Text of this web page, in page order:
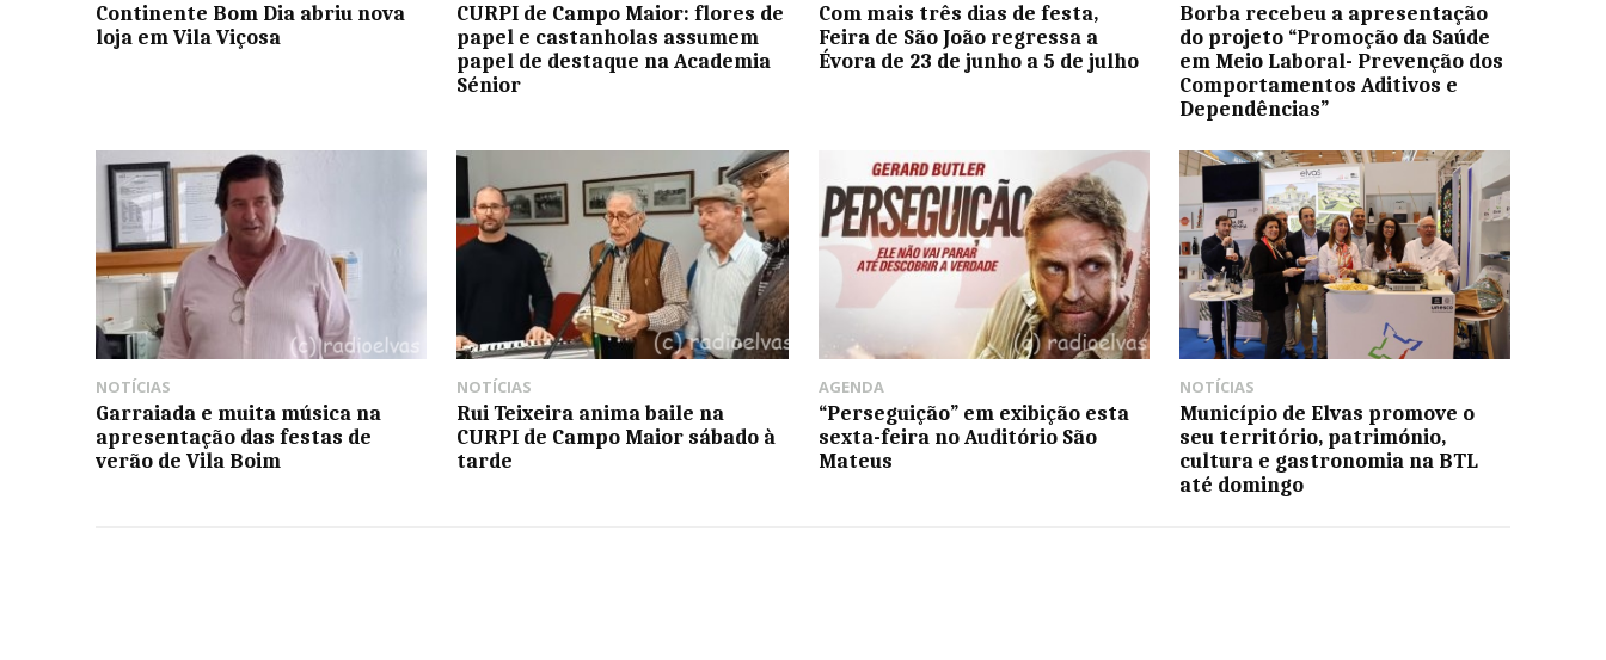
Continente Bom Dia abriu nova
loja em Vila Viçosa
CURPI de Campo Maior: flores de
papel e castanholas assumem
papel de destaque na Academia
Sénior
Com mais três dias de festa,
Feira de São João regressa a
Évora de 23 de junho a 5 de julho
Borba recebeu a apresentação
do projeto “Promoção da Saúde
em Meio Laboral- Prevenção dos
Comportamentos Aditivos e
Dependências”
NOTÍCIAS
Garraiada e muita música na
apresentação das festas de
verão de Vila Boim
NOTÍCIAS
Rui Teixeira anima baile na
CURPI de Campo Maior sábado à
tarde
AGENDA
“Perseguição” em exibição esta
sexta-feira no Auditório São
Mateus
NOTÍCIAS
Município de Elvas promove o
seu território, património,
cultura e gastronomia na BTL
até domingo